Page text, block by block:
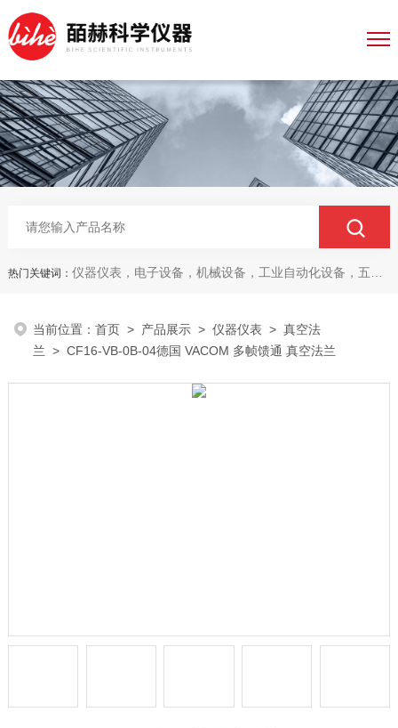
热门关键词： 仪器仪表，电子设备，机械设备，工业自动化设备，五金产品，电线电缆，金属材料，电子
当前位置：首页 > 产品展示 >仪器仪表 >真空法
兰 > CF16-VB-0B-04德国 VACOM 多帧馈通 真空法兰